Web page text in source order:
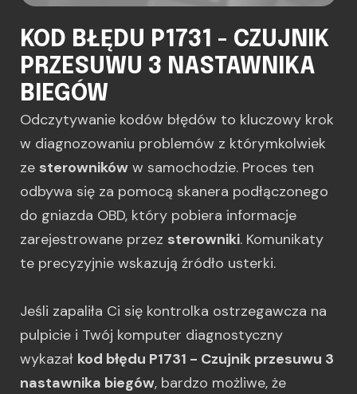
KOD BŁĘDU P1731 - CZUJNIK
PRZESUWU 3 NASTAWNIKA
BIEGÓW
Odczytywanie kodów błędów to kluczowy krok
w diagnozowaniu problemów z którymkolwiek
ze sterowników w samochodzie. Proces ten
odbywa się za pomocą skanera podłączonego
do gniazda OBD, który pobiera informacje
zarejestrowane przez sterowniki. Komunikaty
te precyzyjnie wskazują źródło usterki.
Jeśli zapaliła Ci się kontrolka ostrzegawcza na
pulpicie i Twój komputer diagnostyczny
wykazał kod błędu P1731 - Czujnik przesuwu 3
nastawnika biegów, bardzo możliwe, że